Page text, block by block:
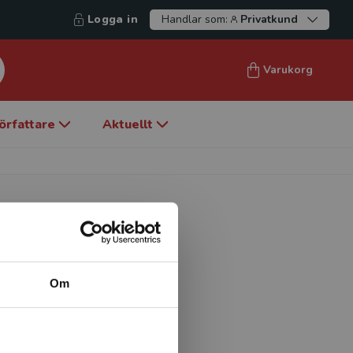
Om
Logga in Handlar som: Privatkund
Varukorg
Aktuellt